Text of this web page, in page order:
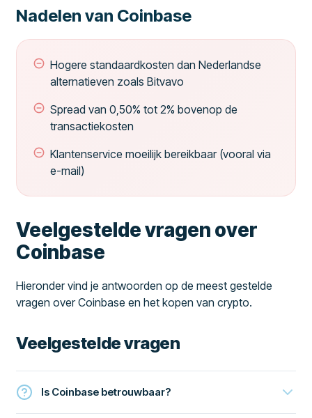
Nadelen van Coinbase
Hogere standaardkosten dan Nederlandse
alternatieven zoals Bitvavo
Spread van 0,50% tot 2% bovenop de
transactiekosten
Klantenservice moeilijk bereikbaar (vooral via
e-mail)
Veelgestelde vragen over
Coinbase
Hieronder vind je antwoorden op de meest gestelde
vragen over Coinbase en het kopen van crypto.
Veelgestelde vragen
Is Coinbase betrouwbaar?